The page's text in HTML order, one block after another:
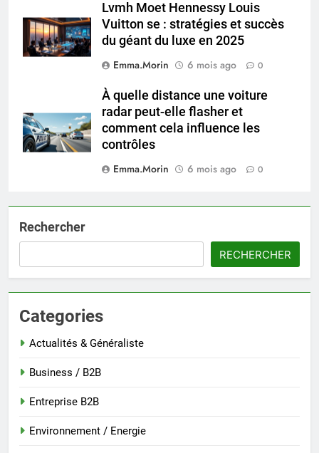
Lvmh Moet Hennessy Louis
Vuitton se : stratégies et succès
du géant du luxe en 2025
Emma.Morin
6 mois ago 0
À quelle distance une voiture
radar peut-elle flasher et
comment cela influence les
contrôles
Emma.Morin
6 mois ago 0
Rechercher
RECHERCHER
Categories
Actualités & Généraliste
Business / B2B
Entreprise B2B
Environnement / Energie